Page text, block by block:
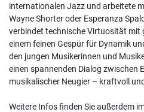
internationalen Jazz und arbeitete
Wayne Shorter oder Esperanza
verbindet technische Virtuosität mit
einem feinen Gespür für Dynamik
den jungen Musikerinnen und
einen spannenden Dialog zwischen
musikalischer Neugier – kraftvoll
Weitere Infos finden Sie außerdem